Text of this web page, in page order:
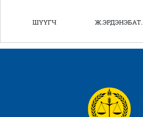
ШҮҮГЧ Ж.ЭРДЭНЭБАТ.